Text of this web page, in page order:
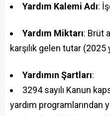
Yardım Kalemi Adı:
Yardım Miktarı: Brüt
karşılık gelen tutar (2025
Yardımın Şartları:
3294 sayılı Kanun
yardım programlarından